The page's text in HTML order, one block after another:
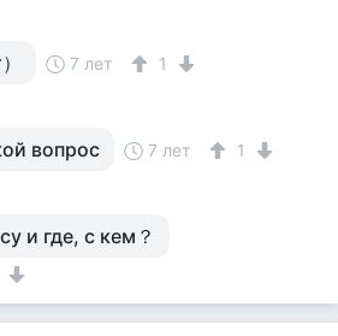
7 лет 1
вопрос 7 лет 1
и где, с кем？